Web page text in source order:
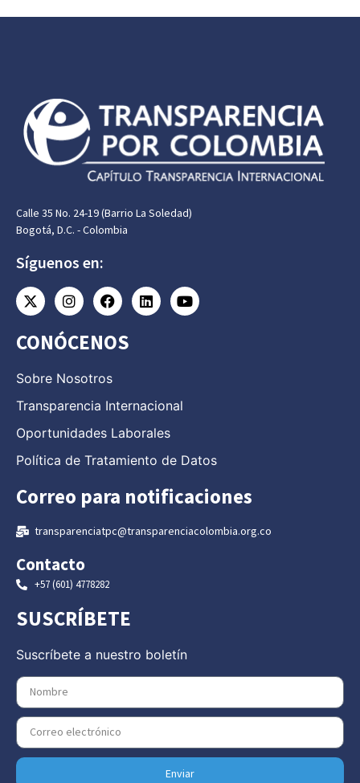
Calle 35 No. 24-19 (Barrio La Soledad)
Bogotá, D.C. - Colombia
Síguenos en:
CONÓCENOS
Sobre Nosotros
Transparencia Internacional
Oportunidades Laborales
Política de Tratamiento de Datos
Correo para notificaciones
transparenciatpc@transparenciacolombia.org.co
Contacto
+57 (601) 4778282
SUSCRÍBETE
Suscríbete a nuestro boletín
Enviar